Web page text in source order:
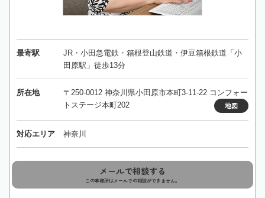
最寄駅
JR・小田急電鉄・箱根登山鉄道・伊豆箱根鉄道「小
田原駅」徒歩13分
所在地
〒250-0012 神奈川県小田原市本町3-11-22 コンフォー
トステージ本町202
地図
対応エリア 神奈川
メールで相談する
この事務所はメールでの相談ができません。